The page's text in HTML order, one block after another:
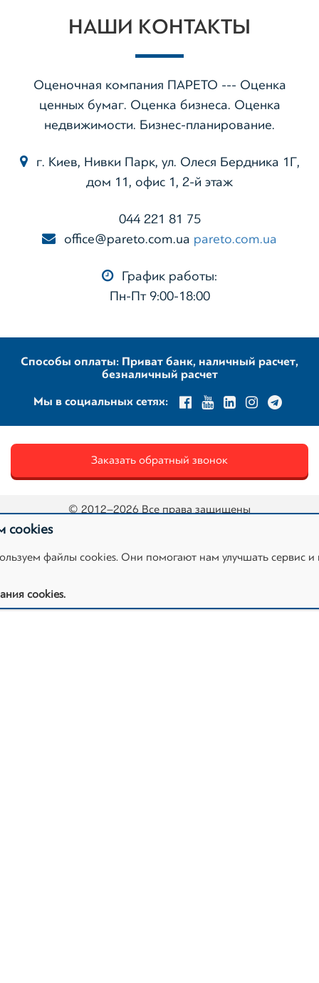
НАШИ КОНТАКТЫ
Оценочная компания ПАРЕТО --- Оценка
ценных бумаг. Оценка бизнеса. Оценка
недвижимости. Бизнес-планирование.
г. Киев, Нивки Парк, ул. Олеся Бердника 1Г,
дом 11, офис 1, 2-й этаж
044 221 81 75
office@pareto.com.ua pareto.com.ua
График работы:
Пн-Пт 9:00-18:00
Способы оплаты: Приват банк, наличный расчет,
безналичный расчет
Мы в социальных сетях:
Заказать обратный звонок
© 2012–2026 Все права защищены
Карта сайта
Политика Cookie Сотрудничество и реклама
Сайт разработан маркетинговым агентством Муká
cookies
файлы cookies. Они помогают нам улучшать сервис
cookies.